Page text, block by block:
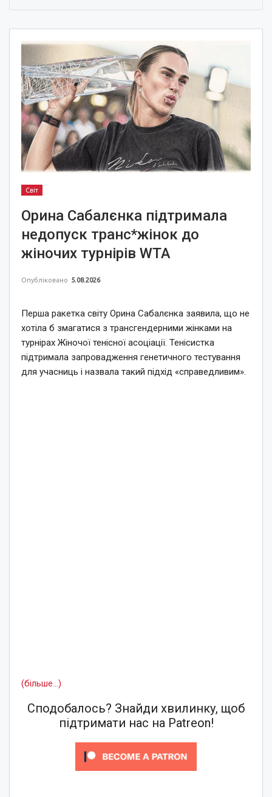
Світ
Орина Сабалєнка підтримала
недопуск транс*жінок до
жіночих турнірів WTA
Опубліковано 5.08.2026
Перша ракетка світу Орина Сабалєнка заявила, що не
хотіла б змагатися з трансгендерними жінками на
турнірах Жіночої тенісної асоціації. Тенісистка
підтримала запровадження генетичного тестування
для учасниць і назвала такий підхід «справедливим».
(більше…)
Сподобалось? Знайди хвилинку, щоб
підтримати нас на Patreon!